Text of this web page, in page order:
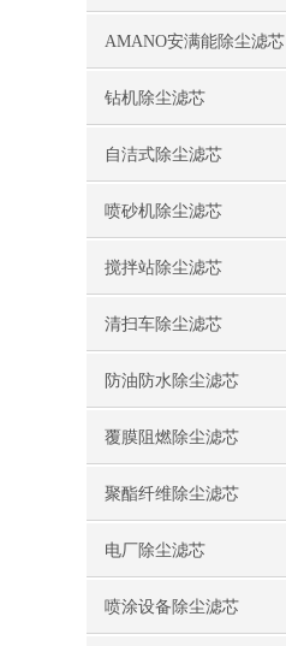
AMANO安满能除尘滤芯
钻机除尘滤芯
自洁式除尘滤芯
喷砂机除尘滤芯
搅拌站除尘滤芯
清扫车除尘滤芯
防油防水除尘滤芯
覆膜阻燃除尘滤芯
聚酯纤维除尘滤芯
电厂除尘滤芯
喷涂设备除尘滤芯